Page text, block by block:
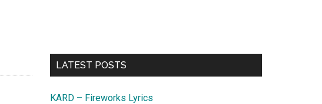
Primary
LATEST POSTS
KARD – Fireworks Lyrics